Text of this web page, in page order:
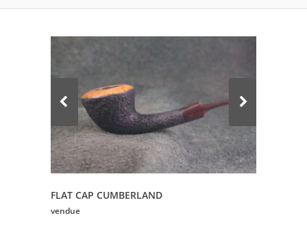
FLAT CAP CUMBERLAND
vendue